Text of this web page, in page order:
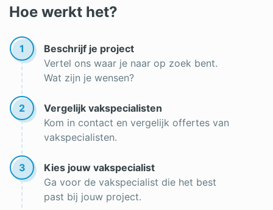
Hemelwaterafvoer plat dak
Dakbedekking overkapping
Dakleer reparatie
Vloeibare dakbedekking
Dakdekker
Dakleer branden
Zinken dak
Bitumen dakbedekking
Hoe werkt het?
1
Beschrijf je project
Vertel ons waar je naar op zoek bent.
Wat zijn je wensen?
2
Vergelijk vakspecialisten
Kom in contact en vergelijk offertes van
vakspecialisten.
3
Kies jouw vakspecialist
Ga voor de vakspecialist die het best
past bij jouw project.